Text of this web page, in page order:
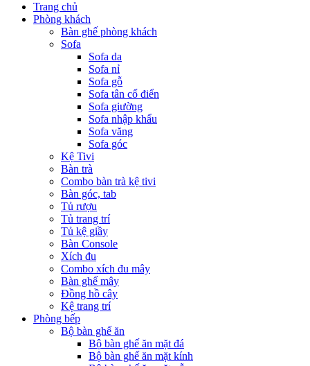
Trang chủ
Phòng khách
Bàn ghế phòng khách
Sofa
Sofa da
Sofa nỉ
Sofa gỗ
Sofa tân cổ điển
Sofa giường
Sofa nhập khẩu
Sofa văng
Sofa góc
Kệ Tivi
Bàn trà
Combo bàn trà kệ tivi
Bàn góc, tab
Tủ rượu
Tủ trang trí
Tủ kệ giầy
Bàn Console
Xích đu
Combo xích đu mây
Bàn ghế mây
Đồng hồ cây
Kệ trang trí
Phòng bếp
Bộ bàn ghế ăn
Bộ bàn ghế ăn mặt đá
Bộ bàn ghế ăn mặt kính